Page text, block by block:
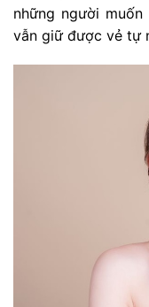
những người
vẫn giữ được vẻ tự